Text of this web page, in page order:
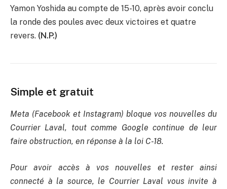
Yamon Yoshida au compte de 15-10, après avoir conclu
la ronde des poules avec deux victoires et quatre
revers. (N.P.)
Simple et gratuit
Meta (Facebook et Instagram) bloque vos nouvelles du
Courrier Laval, tout comme Google continue de leur
faire obstruction, en réponse à la loi C-18.
Pour avoir accès à vos nouvelles et rester ainsi
connecté à la source, le Courrier Laval vous invite à